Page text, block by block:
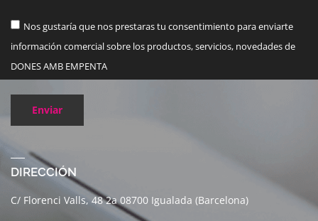
Nos gustaría que nos prestaras tu consentimiento para enviarte
información comercial sobre los productos, servicios, novedades de
DONES AMB EMPENTA
Enviar
DIRECCIÓN
C/ Florenci Valls, 48 2a 08700 Igualada (Barcelona)